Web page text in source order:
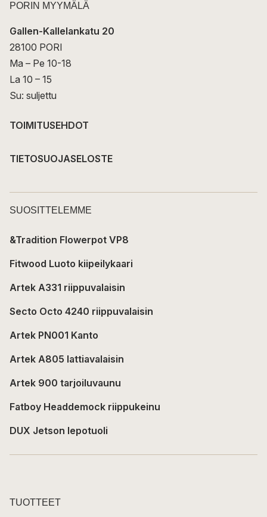
PORIN MYYMÄLÄ
Gallen-Kallelankatu 20
28100 PORI
Ma – Pe 10-18
La 10 – 15
Su: suljettu
TOIMITUSEHDOT
TIETOSUOJASELOSTE
SUOSITTELEMME
&Tradition Flowerpot VP8
Fitwood Luoto kiipeilykaari
Artek A331 riippuvalaisin
Secto Octo 4240 riippuvalaisin
Artek PN001 Kanto
Artek A805 lattiavalaisin
Artek 900 tarjoiluvaunu
Fatboy Headdemock riippukeinu
DUX Jetson lepotuoli
TUOTTEET